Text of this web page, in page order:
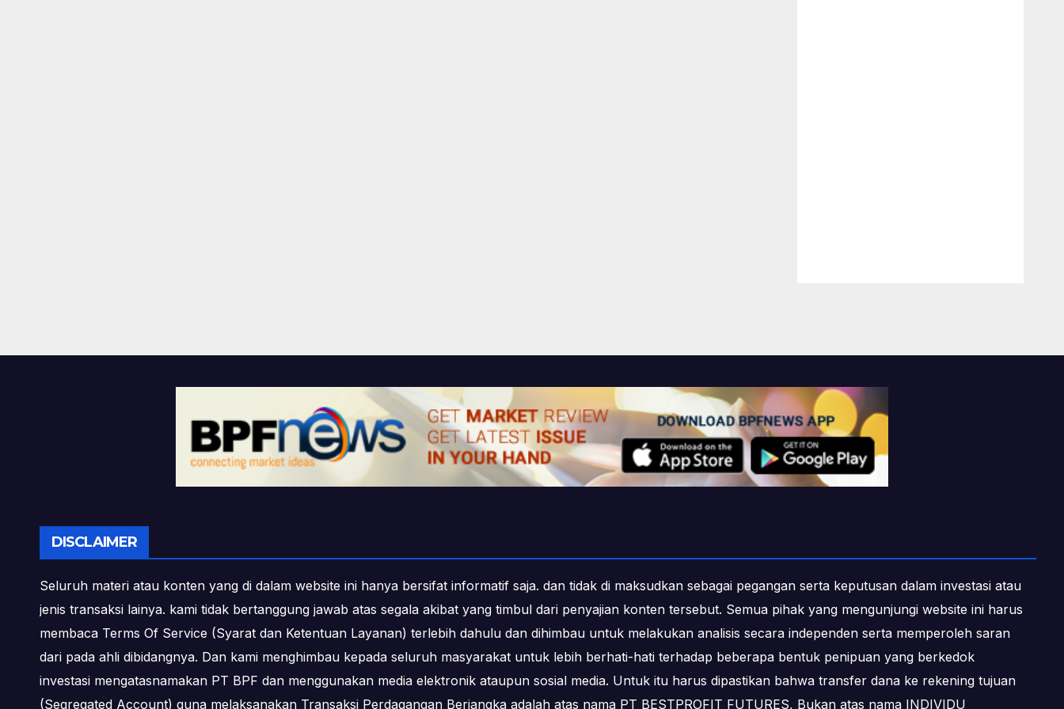
DISCLAIMER
Seluruh materi atau konten yang di dalam website ini hanya bersifat informatif saja. dan tidak di maksudkan sebagai pegangan serta keputusan dalam investasi atau
jenis transaksi lainya. kami tidak bertanggung jawab atas segala akibat yang timbul dari penyajian konten tersebut. Semua pihak yang mengunjungi website ini harus
membaca Terms Of Service (Syarat dan Ketentuan Layanan) terlebih dahulu dan dihimbau untuk melakukan analisis secara independen serta memperoleh saran
dari pada ahli dibidangnya. Dan kami menghimbau kepada seluruh masyarakat untuk lebih berhati-hati terhadap beberapa bentuk penipuan yang berkedok
investasi mengatasnamakan PT BPF dan menggunakan media elektronik ataupun sosial media. Untuk itu harus dipastikan bahwa transfer dana ke rekening tujuan
(Segregated Account) guna melaksanakan Transaksi Perdagangan Berjangka adalah atas nama PT BESTPROFIT FUTURES, Bukan atas nama INDIVIDU